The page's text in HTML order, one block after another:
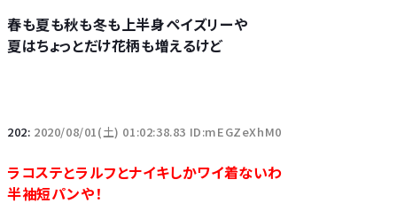
春も夏も秋も冬も上半身ペイズリーや
夏はちょっとだけ花柄も増えるけど
202: 2020/08/01(土) 01:02:38.83 ID:mEGZeXhM0
ラコステとラルフとナイキしかワイ着ないわ
半袖短パンや！